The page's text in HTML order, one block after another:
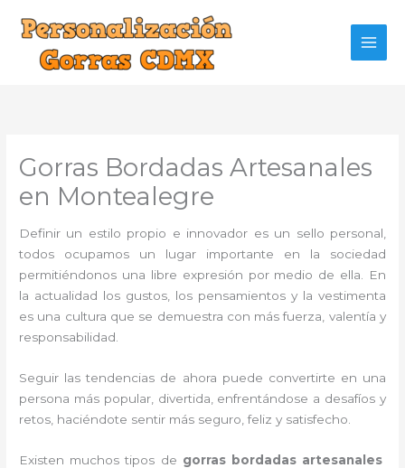
contenido
Gorras Bordadas Artesanales
en Montealegre
Definir un estilo propio e innovador es un sello personal,
todos ocupamos un lugar importante en la sociedad
permitiéndonos una libre expresión por medio de ella. En
la actualidad los gustos, los pensamientos y la vestimenta
es una cultura que se demuestra con más fuerza, valentía y
responsabilidad.
Seguir las tendencias de ahora puede convertirte en una
persona más popular, divertida, enfrentándose a desafíos y
retos, haciéndote sentir más seguro, feliz y satisfecho.
Existen muchos tipos de gorras bordadas artesanales